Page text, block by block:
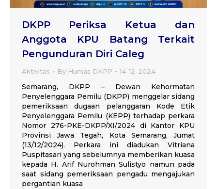
DKPP Periksa Ketua dan
Anggota KPU Batang Terkait
Pengunduran Diri Caleg
Aktivitas By Humas DKPP 14-12-2024
Semarang, DKPP – Dewan Kehormatan
Penyelenggara Pemilu (DKPP) menggelar sidang
pemeriksaan dugaan pelanggaran Kode Etik
Penyelenggara Pemilu (KEPP) terhadap perkara
Nomor 276-PKE-DKPP/XI/2024 di Kantor KPU
Provinsi Jawa Tegah, Kota Semarang, Jumat
(13/12/2024). Perkara ini diadukan Vitriana
Puspitasari yang sebelumnya memberikan kuasa
kepada H. Arif Nurohman Sulistyo namun pada
saat sidang pemeriksaan pengadu mengajukan
pergantian kuasa